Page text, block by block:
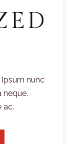
nunc
neque.
ac.